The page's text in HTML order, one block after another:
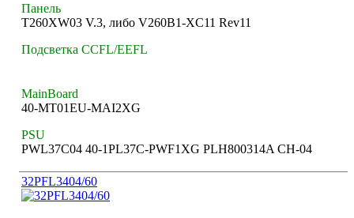
Панель
T260XW03 V.3, либо V260B1-XC11 Rev11
Подсветка CCFL/EEFL
MainBoard
40-MT01EU-MAI2XG
PSU
PWL37C04 40-1PL37C-PWF1XG PLH800314A CH-04
32PFL3404/60